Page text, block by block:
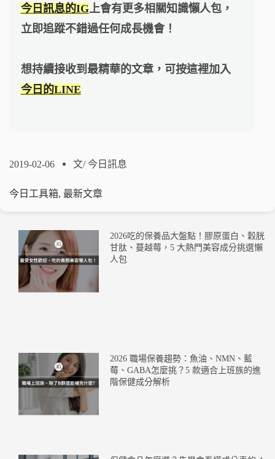
今日訊息的IG上會有更多相關知識懶人包，
立即追蹤不錯過任何成長機會！
想持續接收到最精華的文章，可按這裡加入
今日的LINE
2019-02-06 文/今日訊息
今日工具箱, 最新文章
2026吃的保養品大盤點！膠原蛋白、穀胱
甘肽、蔓越莓，5 大熱門美容成分挑選懶
人包
2026 職場保養趨勢：魚油、NMN、藍
莓、GABA怎麼挑？5 款適合上班族的進
階保健成分解析